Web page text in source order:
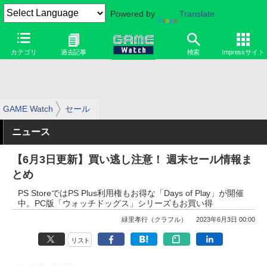
Powered by Translate
カテゴリ 過去記事 検索 Impressサイト
GAME Watch セール
ニュース
【6月3日更新】買い逃し注意！ 週末セール情報ま
とめ
PS StoreではPS Plus利用権もお得な「Days of Play」が開催
中。PC版「ウォッチドッグス」シリーズもお買い得
緑里孝行（クラフル） 2023年6月3日 00:00
リスト